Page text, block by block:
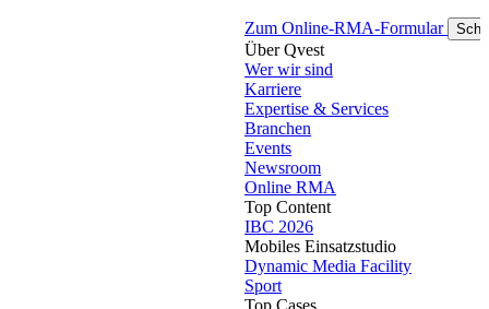
Zum Online-RMA-Formular
Über Qvest
Wer wir sind
Karriere
Expertise & Services
Branchen
Events
Newsroom
Online RMA
Top Content
IBC 2026
Mobiles Einsatzstudio
Dynamic Media Facility
Sport
Top Cases